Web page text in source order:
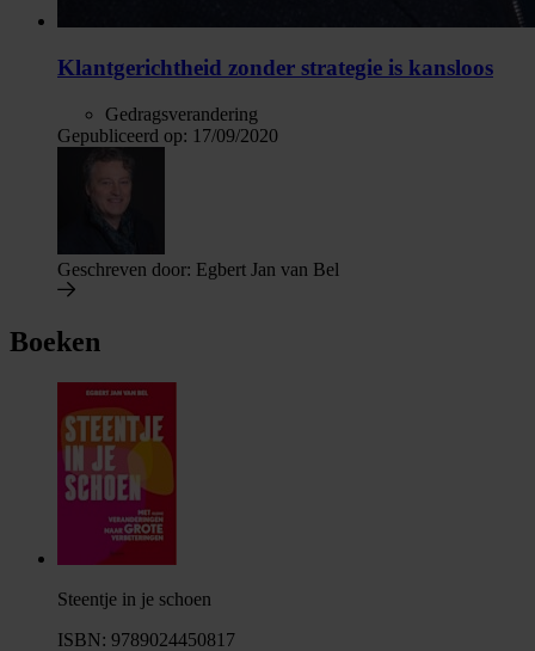
Klantgerichtheid zonder strategie is kansloos
Gedragsverandering
Gepubliceerd op: 17/09/2020
Geschreven door: Egbert Jan van Bel
Boeken
Steentje in je schoen
ISBN: 9789024450817